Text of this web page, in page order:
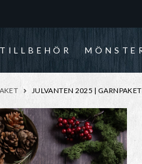
TILLBEHÖR
JULVANTEN 2025 |